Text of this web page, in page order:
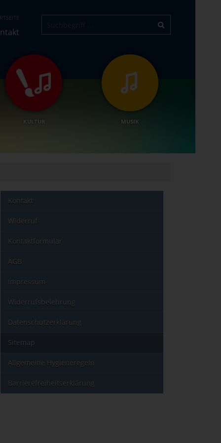
KULTUR MUSIK
Kontakt
Widerruf
Kontaktformular
AGB
Impressum
Widerrufsbelehrung
Datenschutzerklärung
Sitemap
Allgemeine Hygieneregeln
Barrierefreiheitserklärung